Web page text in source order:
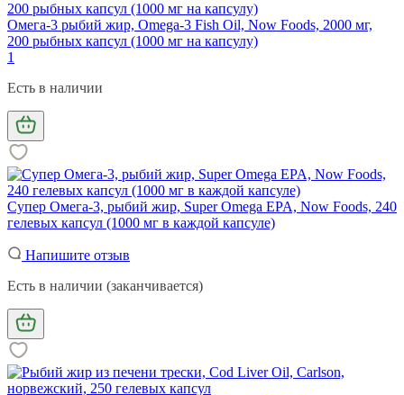
Омега-3 рыбий жир, Omega-3 Fish Oil, Now Foods, 2000 мг,
200 рыбных капсул (1000 мг на капсулу)
1
Есть в наличии
Супер Омега-3, рыбий жир, Super Omega EPA, Now Foods, 240
гелевых капсул (1000 мг в каждой капсуле)
Напишите отзыв
Есть в наличии (заканчивается)